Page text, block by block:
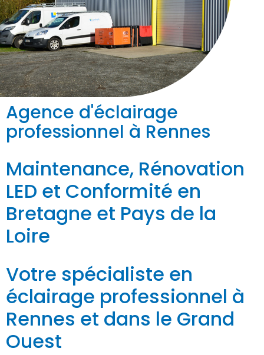
Agence d'éclairage
professionnel à Rennes
Maintenance, Rénovation
LED et Conformité en
Bretagne et Pays de la
Loire
Votre spécialiste en
éclairage professionnel à
Rennes et dans le Grand
Ouest